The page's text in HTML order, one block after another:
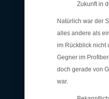
Zukunft in
Natürlich war der
alles andere als
im Rückblick nicht
Gegner im
doch gerade von
war.